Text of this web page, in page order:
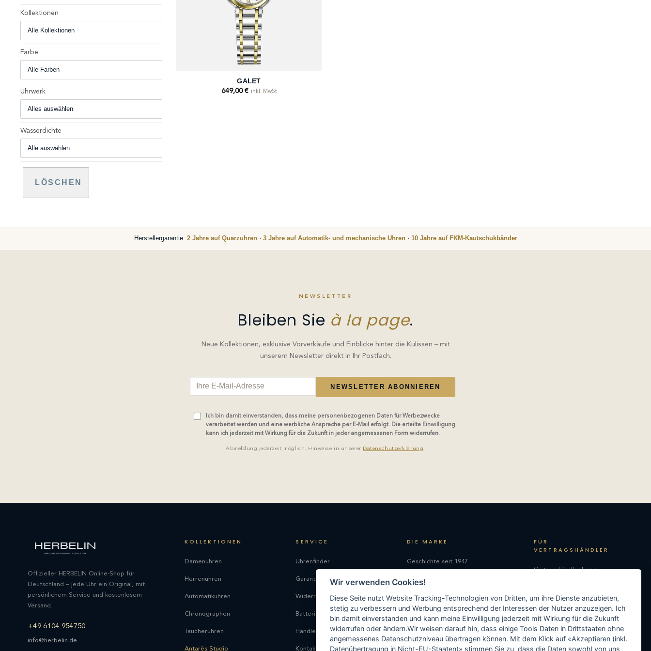
Kollektionen
Farbe
Uhrwerk
Wasserdichte
LÖSCHEN
GALET
649,00 € inkl. MwSt
Herstellergarantie: 2 Jahre auf Quarzuhren· 3 Jahre auf Automatik- und mechanische Uhren· 10 Jahre auf FKM-Kautschukbänder
NEWSLETTER
Bleiben Sie à la page.
Neue Kollektionen, exklusive Vorverkäufe und Einblicke hinter die Kulissen – mit
unserem Newsletter direkt in Ihr Postfach.
NEWSLETTER ABONNIEREN
Ich bin damit einverstanden, dass meine personenbezogenen Daten für Werbezwecke
verarbeitet werden und eine werbliche Ansprache per E-Mail erfolgt. Die erteilte Einwilligung
kann ich jederzeit mit Wirkung für die Zukunft in jeder angemessenen Form widerrufen.
Abmeldung jederzeit möglich. Hinweise in unserer Datenschutzerklärung.
Offizieller HERBELIN Online-Shop für
Deutschland – jede Uhr ein Original, mit
persönlichem Service und kostenlosem
Versand.
+49 6104 954750
info@herbelin.de
KOLLEKTIONEN
Damenuhren
Herrenuhren
Automatikuhren
Chronographen
Taucheruhren
Antarès Studio
SERVICE
Uhrenfinder
Garantie
Widerrufsrecht
Batterieentsorgung
Händlersuche
Kontakt
DIE MARKE
Geschichte seit 1947
Philosophie
Produktion
FÜR
VERTRAGSHÄNDLER
Vertragshändler-Login
registrieren
Media-Center
Wir verwenden Cookies!
Diese Seite nutzt Website Tracking-Technologien von Dritten, um ihre Dienste anzubieten,
stetig zu verbessern und Werbung entsprechend der Interessen der Nutzer anzuzeigen. Ich
bin damit einverstanden und kann meine Einwilligung jederzeit mit Wirkung für die Zukunft
widerrufen oder ändern.Wir weisen darauf hin, dass einige Tools Daten in Drittstaaten ohne
angemessenes Datenschutzniveau übertragen können. Mit dem Klick auf «Akzeptieren (inkl.
Datenübertragung in Nicht-EU-Staaten)» stimmen Sie zu, dass die Daten sowohl von uns